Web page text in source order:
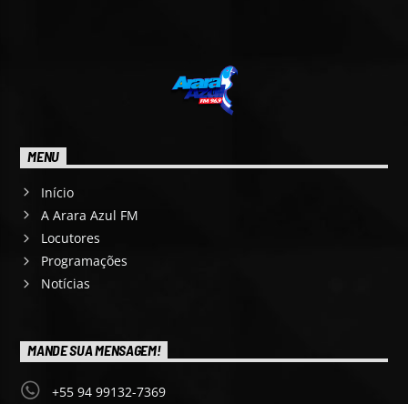
MENU
Início
A Arara Azul FM
Locutores
Programações
Notícias
MANDE SUA MENSAGEM!
+55 94 99132-7369